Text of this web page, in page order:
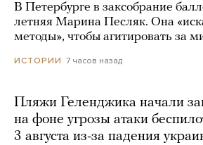
В Петербурге в заксобрание
летняя Марина Песляк. Она
методы», чтобы агитировать за
ИСТОРИИ 7 часов назад
Пляжи Геленджика начали
на фоне угрозы атаки
3 августа из-за падения